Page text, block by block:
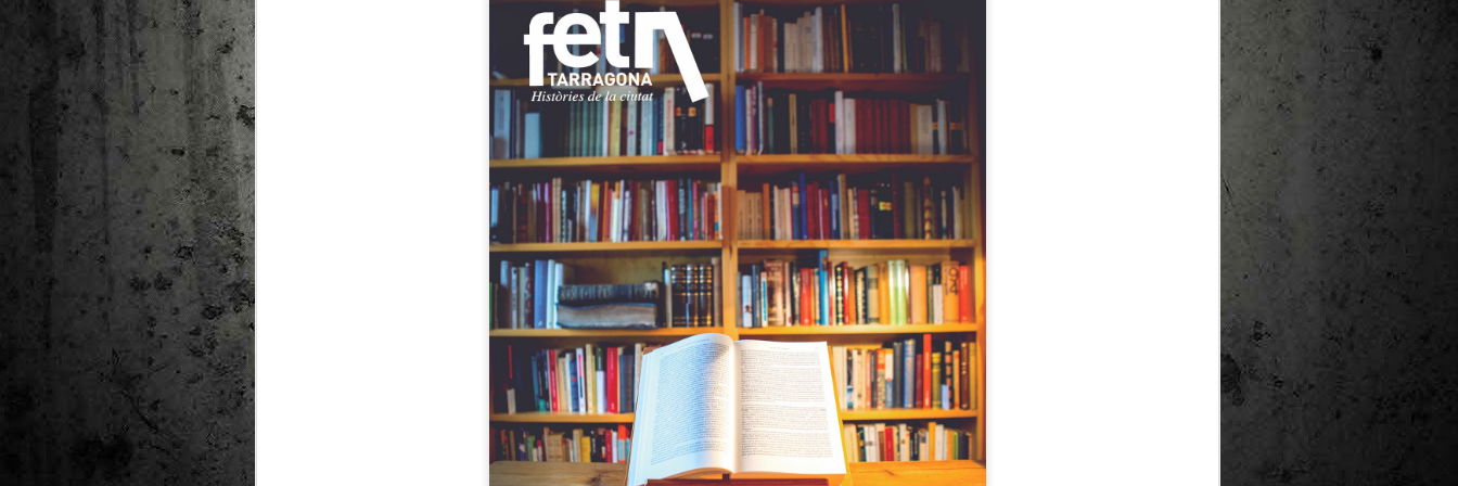
sobre com la societat contemporània ha transformat l’acte natural de
dormir en un bé de consum o, pitjor encara, en un obstacle per a la
productivitat.